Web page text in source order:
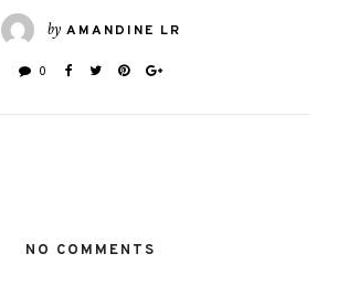
by AMANDINE LR
0
NO COMMENTS